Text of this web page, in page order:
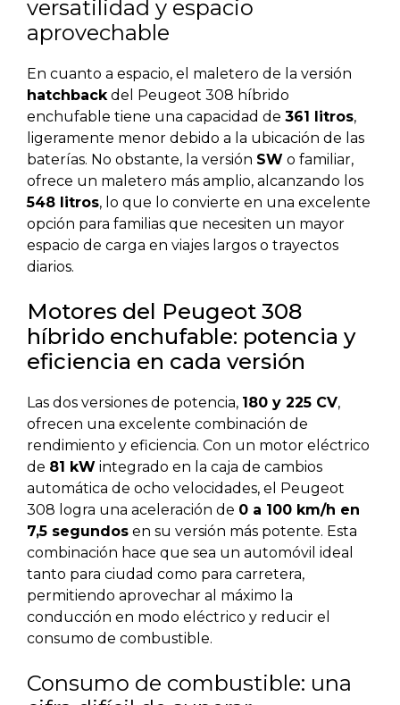
versatilidad y espacio
aprovechable
En cuanto a espacio, el maletero de la versión
hatchbackdel Peugeot 308 híbrido
enchufable tiene una capacidad de 361 litros,
ligeramente menor debido a la ubicación de las
baterías. No obstante, la versión SW o familiar,
ofrece un maletero más amplio, alcanzando los
548 litros, lo que lo convierte en una excelente
opción para familias que necesiten un mayor
espacio de carga en viajes largos o trayectos
diarios.
Motores del Peugeot 308
híbrido enchufable: potencia y
eficiencia en cada versión
Las dos versiones de potencia, 180 y 225 CV,
ofrecen una excelente combinación de
rendimiento y eficiencia. Con un motor eléctrico
de 81 kW integrado en la caja de cambios
automática de ocho velocidades, el Peugeot
308 logra una aceleración de 0 a 100 km/h en
7,5 segundos en su versión más potente. Esta
combinación hace que sea un automóvil ideal
tanto para ciudad como para carretera,
permitiendo aprovechar al máximo la
conducción en modo eléctrico y reducir el
consumo de combustible.
Consumo de combustible: una